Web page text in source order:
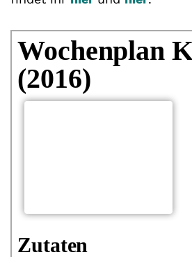
Wochenplan
(2016)
Zutaten